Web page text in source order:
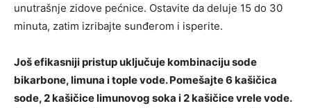
unutrašnje zidove pećnice. Ostavite da deluje 15 do 30
minuta, zatim izribajte sunđerom i isperite.
Još efikasniji pristup uključuje kombinaciju sode
bikarbone, limuna i tople vode. Pomešajte 6 kašičica
sode, 2 kašičice limunovog soka i 2 kašičice vrele vode.